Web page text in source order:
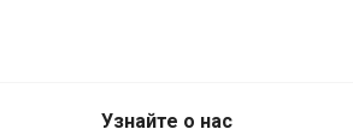
Узнайте о нас